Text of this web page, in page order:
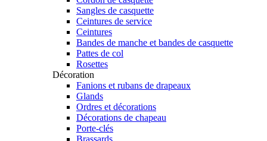
Sangles de casquette
Ceintures de service
Ceintures
Bandes de manche et bandes de casquette
Pattes de col
Rosettes
Décoration
Fanions et rubans de drapeaux
Glands
Ordres et décorations
Décorations de chapeau
Porte-clés
Brassards